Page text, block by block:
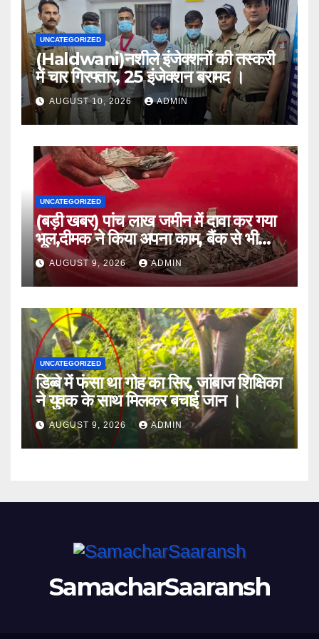
UNCATEGORIZED
(Haldwani)नशीले इंजेक्शनों की तस्करी
में चार गिरफ्तार, 25 इंजेक्शन बरामद ।
AUGUST 10, 2026 ADMIN
UNCATEGORIZED
(बड़ी खबर) पांच लाख जमीन में दावा कर गया
भूल,दीमक ने किया अपना काम, बैंक से भी
लौटा हताश ।।
AUGUST 9, 2026 ADMIN
UNCATEGORIZED
डिब्बे में फंसा था गोह का सिर, जांबाज शिक्षिका
ने युवक के साथ मिलकर बचाई जान ।
AUGUST 9, 2026 ADMIN
SamacharSaaransh